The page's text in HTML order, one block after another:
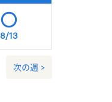
8/13
次の週 >